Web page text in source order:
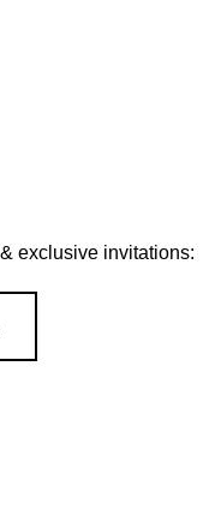
exclusive invitations: